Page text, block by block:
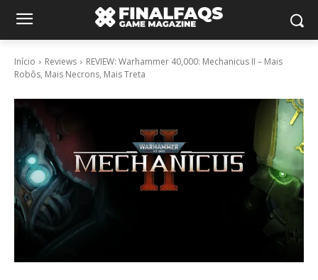
Início Reviews
REVIEW: Warhammer 40,000: Mechanicus II – Mais
Robôs, Mais Necrons, Mais Treta